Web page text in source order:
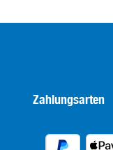
Zahlungsarten